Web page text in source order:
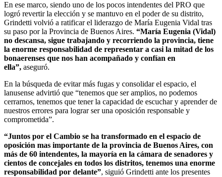
En ese marco, siendo uno de los pocos intendentes del PRO que
logró revertir la elección y se mantuvo en el poder de su distrito,
Grindetti volvió a ratificar el liderazgo de María Eugenia Vidal tras
su paso por la Provincia de Buenos Aires. “María Eugenia (Vidal)
no descansa, sigue trabajando y recorriendo la provincia, tiene
la enorme responsabilidad de representar a casi la mitad de los
bonaerenses que nos han acompañado y confían en
ella”, aseguró.
En la búsqueda de evitar más fugas y consolidar el espacio, el
lanusense advirtió que “tenemos que ser amplios, no podemos
cerrarnos, tenemos que tener la capacidad de escuchar y aprender de
nuestros errores para lograr ser una oposición responsable y
comprometida”.
“Juntos por el Cambio se ha transformado en el espacio de
oposición mas importante de la provincia de Buenos Aires, con
más de 60 intendentes, la mayoría en la cámara de senadores y
cientos de concejales en todos los distritos, tenemos una enorme
responsabilidad por delante”, siguió Grindetti ante los presentes